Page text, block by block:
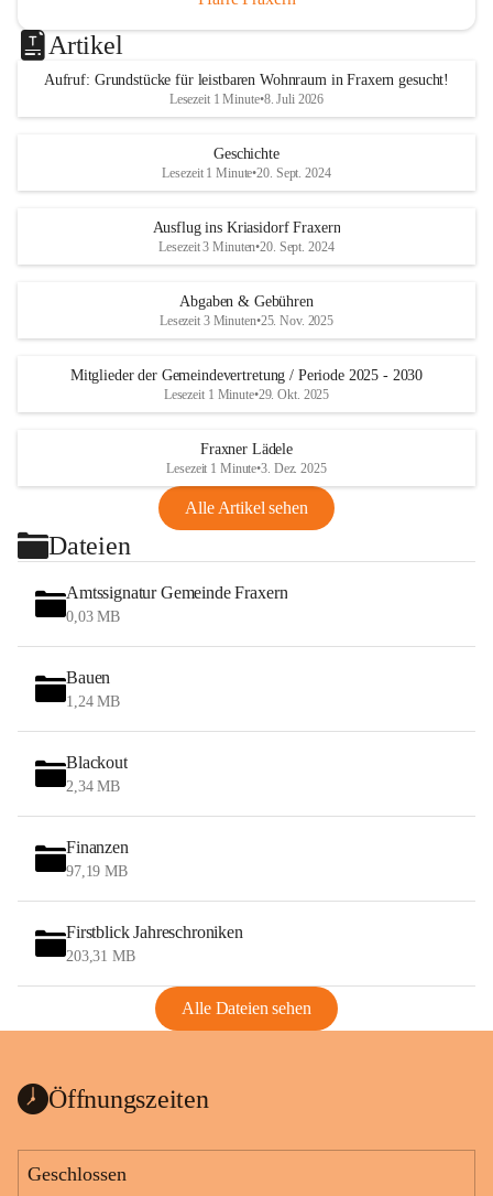
Artikel
Aufruf: Grundstücke für leistbaren Wohnraum in Fraxern gesucht!
Lesezeit 1 Minute•8. Juli 2026
Geschichte
Lesezeit 1 Minute•20. Sept. 2024
Ausflug ins Kriasidorf Fraxern
Lesezeit 3 Minuten•20. Sept. 2024
Abgaben & Gebühren
Lesezeit 3 Minuten•25. Nov. 2025
Mitglieder der Gemeindevertretung / Periode 2025 - 2030
Lesezeit 1 Minute•29. Okt. 2025
Fraxner Lädele
Lesezeit 1 Minute•3. Dez. 2025
Alle Artikel sehen
Dateien
Amtssignatur Gemeinde Fraxern
0,03 MB
Bauen
1,24 MB
Blackout
2,34 MB
Finanzen
97,19 MB
Firstblick Jahreschroniken
203,31 MB
Alle Dateien sehen
Öffnungszeiten
Geschlossen